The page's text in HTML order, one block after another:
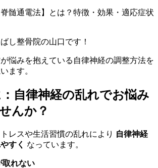
し整骨院の山口です！
悩みを抱えている自律神経の調整方法を
ます。
自律神経の乱れでお悩み
んか？
レスや生活習慣の乱れにより 自律神経
すく なっています。
取れない